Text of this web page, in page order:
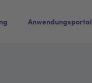
Anwendungsportal